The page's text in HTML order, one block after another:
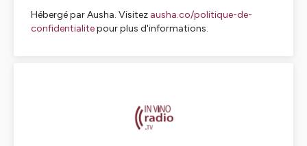
Hébergé par Ausha. Visitez ausha.co/politique-de-
confidentialitepour plus d'informations.